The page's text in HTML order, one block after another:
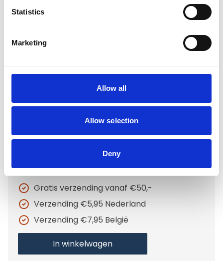
Statistics
Marketing
Allow all
Allow selection
Deny
Merk:
Animal Boulevard Achterbank mand
voor honden Betty
Op voorraad
Voor 15.00 uur besteld dezelfde werkdag
verzonden
Gratis verzending vanaf €50,-
Verzending €5,95 Nederland
Verzending €7,95 België
In winkelwagen